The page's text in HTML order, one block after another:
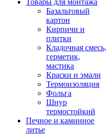
Товары для монтажа
Базальтовый
картон
Кирпичи и
плитки
Кладочная смесь,
герметик,
мастика
Краски и эмали
Термоизоляция
Фольга
Шнур
термостойкий
Печное и каминное
литье